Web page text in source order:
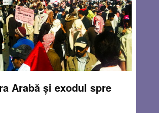
Arabă și exodul spre